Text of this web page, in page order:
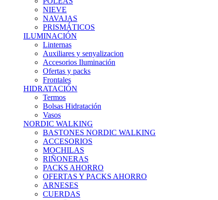
NIEVE
NAVAJAS
PRISMÁTICOS
ILUMINACIÓN
Linternas
Auxiliares y senyalizacion
Accesorios Iluminación
Ofertas y packs
Frontales
HIDRATACIÓN
Termos
Bolsas Hidratación
Vasos
NORDIC WALKING
BASTONES NORDIC WALKING
ACCESORIOS
MOCHILAS
RIÑONERAS
PACKS AHORRO
OFERTAS Y PACKS AHORRO
ARNESES
CUERDAS